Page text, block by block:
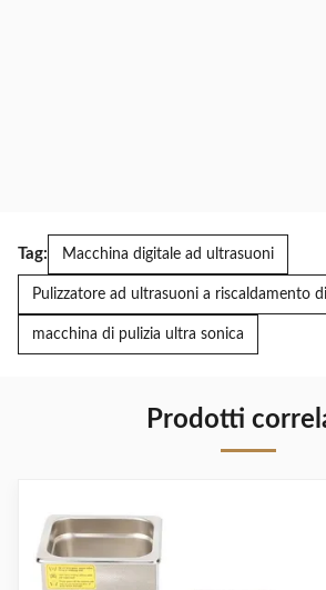
Tag: Macchina digitale ad ultrasuoni
Pulizzatore ad ultrasuoni a riscaldamento
macchina di pulizia ultra sonica
Prodotti